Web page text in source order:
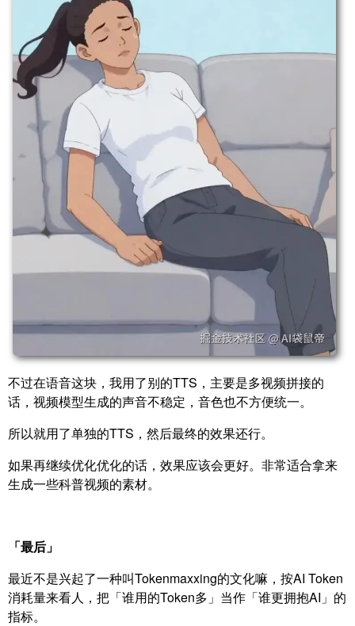
不过在语音这块，我用了别的TTS，主要是多视频拼接的
话，视频模型生成的声音不稳定，音色也不方便统一。
所以就用了单独的TTS，然后最终的效果还行。
如果再继续优化优化的话，效果应该会更好。非常适合拿来
生成一些科普视频的素材。
「最后」
最近不是兴起了一种叫Tokenmaxxing的文化嘛，按AI Token
消耗量来看人，把「谁用的Token多」当作「谁更拥抱AI」的
指标。